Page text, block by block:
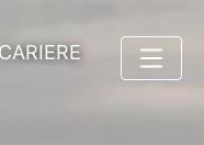
CARIERE